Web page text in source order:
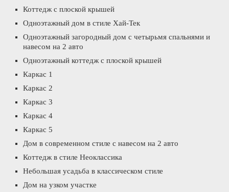
Коттедж с плоской крышей
Одноэтажный дом в стиле Хай-Тек
Одноэтажный загородный дом с четырьмя спальнями и
навесом на 2 авто
Одноэтажный коттедж с плоской крышей
Каркас 1
Каркас 2
Каркас 3
Каркас 4
Каркас 5
Дом в современном стиле с навесом на 2 авто
Коттедж в стиле Неоклассика
Небольшая усадьба в классическом стиле
Дом на узком участке